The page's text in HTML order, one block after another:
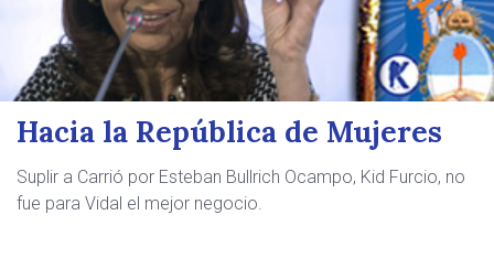
Hacia la República de Mujeres
Suplir a Carrió por Esteban Bullrich Ocampo, Kid Furcio, no
fue para Vidal el mejor negocio.